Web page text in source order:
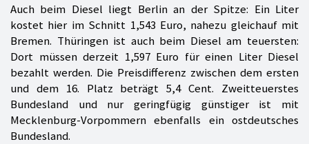
Auch beim Diesel liegt Berlin an der Spitze: Ein Liter
kostet hier im Schnitt 1,543 Euro, nahezu gleichauf mit
Bremen. Thüringen ist auch beim Diesel am teuersten:
Dort müssen derzeit 1,597 Euro für einen Liter Diesel
bezahlt werden. Die Preisdifferenz zwischen dem ersten
und dem 16. Platz beträgt 5,4 Cent. Zweitteuerstes
Bundesland und nur geringfügig günstiger ist mit
Mecklenburg-Vorpommern ebenfalls ein ostdeutsches
Bundesland.